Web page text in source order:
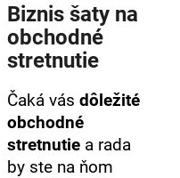
Biznis šaty na
obchodné
stretnutie
Čaká vás dôležité
obchodné
stretnutie a rada
by ste na ňom